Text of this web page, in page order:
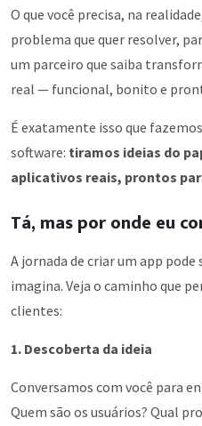
O que você precisa, na
problema que quer resolver,
um parceiro que saiba
real — funcional, bonito e
É exatamente isso que
software: tiramos ideias do
aplicativos reais, prontos
Tá, mas por onde eu
A jornada de criar um app pode
imagina. Veja o caminho que
clientes:
1. Descoberta da ideia
Conversamos com você para
Quem são os usuários? Qual